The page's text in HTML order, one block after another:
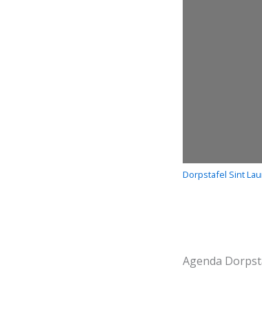
Dorpstafel Sint
Agenda